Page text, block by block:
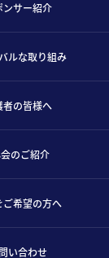
ンサー紹介
ルな取り組み
者の皆様へ
のご紹介
ご希望の方へ
い合わせ